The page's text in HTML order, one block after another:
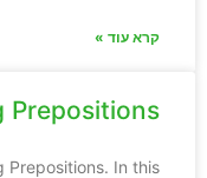
קרא עוד »
Prepositions
Prepositions. In this